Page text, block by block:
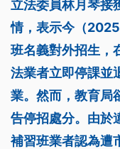
立法委員林月琴接
情，表示今（
班名義對外招生，
法業者立即停課並
業。然而，教育局
告停招處分。由於
補習班業者認為遭